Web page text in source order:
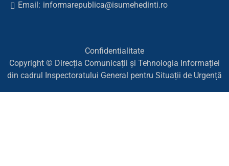
Email: informarepublica@isumehedinti.ro
Confidentialitate
Copyright © Direcția Comunicații și Tehnologia Informației
din cadrul Inspectoratului General pentru Situații de Urgență